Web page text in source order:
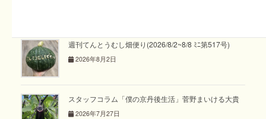
週刊てんとうむし畑便り(2026/8/2~8/8 ﾐﾆ第517号)
2026年8月2日
スタッフコラム「僕の京丹後生活」菅野まいける大貴
2026年7月27日